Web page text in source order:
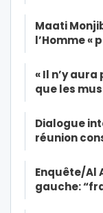
Maati
l’Homme «
« Il n’y
que les
Dialogue
réunion
Enquête/Al
gauche: